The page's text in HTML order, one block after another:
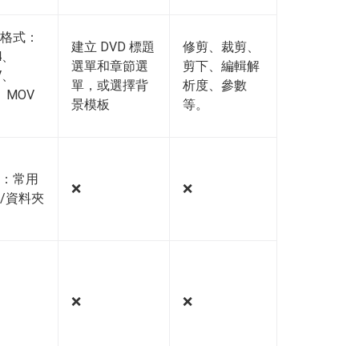
式：
MOV
建立 DVD 標題
選單和章節選
單，或選擇背
景模板
修剪、裁剪、
剪下、編輯解
析度、參數
等。
常用
資料夾
❌️ ❌️
❌️ ❌️